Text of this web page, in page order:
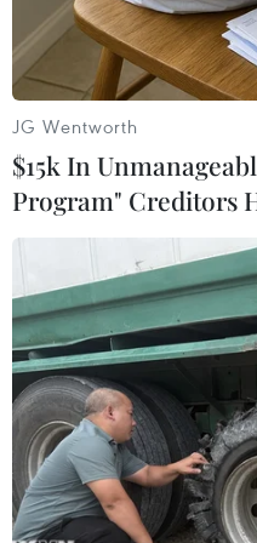
Ngoại trưởng Anh Boris
Sibusiso Moyo.
Anh sẽ "hoàn toàn
Khối Thịnh vượng
Bộ Ngoại giao Anh
gặp giữa Ngoại trưởng
JG Wentworth
$15k In
Program" Creditors